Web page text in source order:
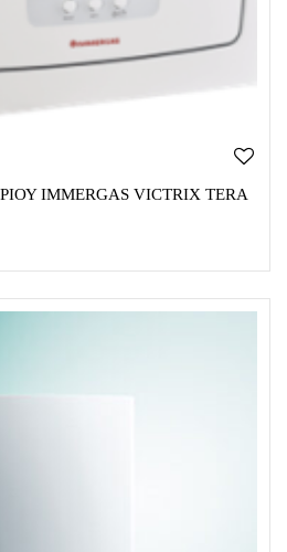
IMMERGAS VICTRIX TERA